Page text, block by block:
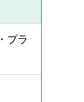
プラ